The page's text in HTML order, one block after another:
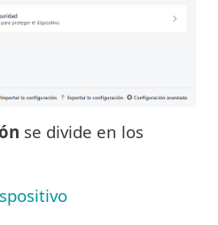
se divide en los